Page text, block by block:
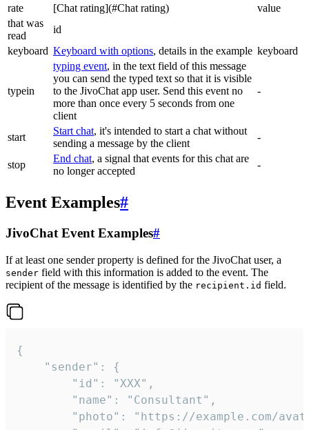
rate
[Chat rating](#Chat rating)
value
that was
read
id
keyboard Keyboard with options, details in the example keyboard
typein
typing event, in the text field of this message
you can send the typed text so that it is visible
to the JivoChat app user. Send this event no
more than once every 5 seconds from one
client
-
start
Start chat, it's intended to start a chat without
sending a message by the client
-
stop
End chat, a signal that events for this chat are
no longer accepted
-
Event Examples#
JivoChat Event Examples#
If at least one sender property is defined for the JivoChat user, a
sender field with this information is added to the event. The
recipient of the message is identified by the recipient.id field.
{